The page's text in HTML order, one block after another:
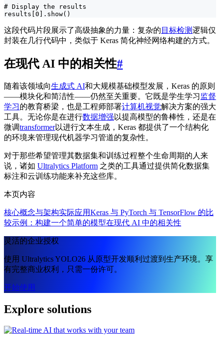
# Display the results
results[0].show()
这段代码片段展示了高级抽象的力量：复杂的 目标检测逻辑仅
封装在几行代码中，类似于 Keras 简化神经网络构建的方式。
在现代 AI 中的相关性#
随着该领域向生成式 AI和大规模基础模型发展，Keras 的原则
——模块化和简洁性——仍然至关重要。它既是学生学习监督
学习的教育桥梁，也是工程师部署计算机视觉解决方案的强大
工具。无论你是在进行数据增强 以提高模型的鲁棒性，还是在
微调transformer以进行文本生成，Keras 都提供了一个结构化
的环境来管理现代机器学习管道的复杂性。
对于那些希望管理其数据集和训练过程整个生命周期的人来
说，诸如 Ultralytics Platform 之类的工具通过提供简化数据集
标注和云训练功能来补充这些库。
本页内容
核心概念与架构实际应用Keras 与 PyTorch 与 TensorFlow 的比
较示例：构建一个简单的模型在现代 AI 中的相关性
灵活的企业授权
使用 Ultralytics YOLO26 从原型开发顺利过渡到生产环境。享
有完整商业权利，只需一份许可。
开始使用
Explore solutions